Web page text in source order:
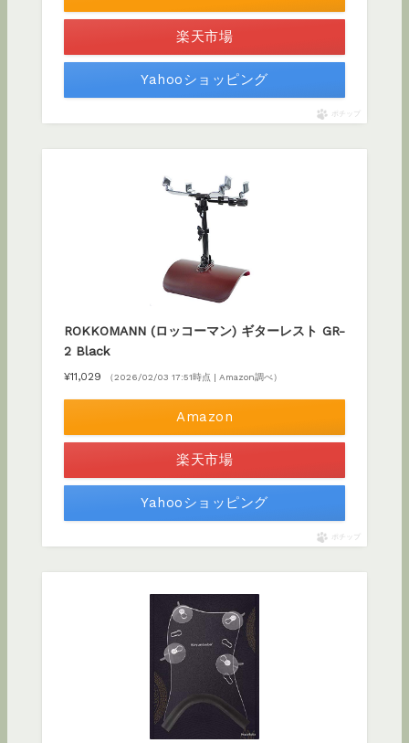
楽天市場
Yahooショッピング
ポチップ
ROKKOMANN (ロッコーマン) ギターレスト GR-
2 Black
¥11,029 （2026/02/03 17:51時点 | Amazon調べ）
Amazon
楽天市場
Yahooショッピング
ポチップ